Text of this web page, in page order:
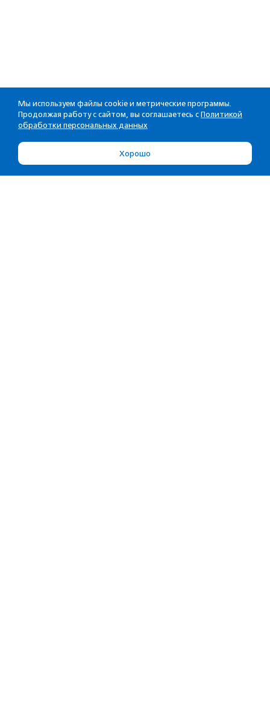
Мы используем файлы cookie и метрические программы.
Продолжая работу с сайтом, вы соглашаетесь с Политикой
обработки персональных данных
Хорошо